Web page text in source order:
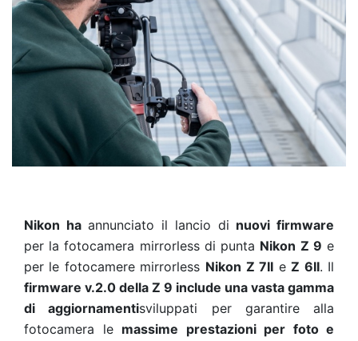
Nikon haannunciato il lancio di nuovi firmware
per la fotocamera mirrorless di punta Nikon Z 9 e
per le fotocamere mirrorless Nikon Z 7II eZ 6II. Il
firmware v.2.0 della Z 9 include una vasta gamma
di aggiornamentisviluppati per garantire alla
fotocamera le massime prestazioni per foto e